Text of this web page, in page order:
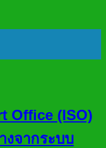
Office (ISO)
จากระบบ